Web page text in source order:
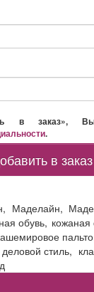
в заказ»,
.
в заказ
, Маделайн,
обувь, кожаная
пальто
деловой стиль,